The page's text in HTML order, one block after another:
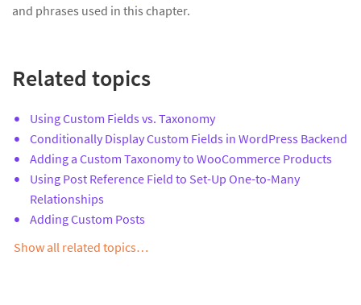
and phrases used in this chapter.
Related topics
Using Custom Fields vs. Taxonomy
Conditionally Display Custom Fields in WordPress Backend
Adding a Custom Taxonomy to WooCommerce Products
Using Post Reference Field to Set-Up One-to-Many
Relationships
Adding Custom Posts
Show all related topics…